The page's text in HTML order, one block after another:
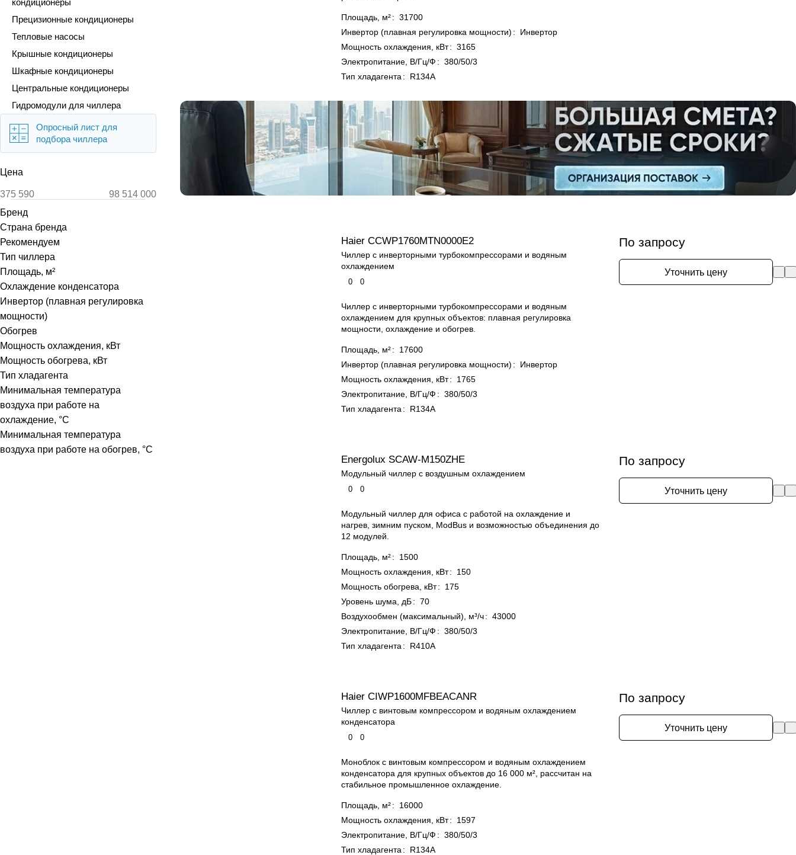
Площадь, м²: 31700
Инвертор (плавная регулировка мощности) :
Инвертор
Мощность охлаждения, кВт: 3165
Электропитание, В/Гц/Ф : 380/50/3
Тип хладагента : R134A
Haier CCWP1760MTN0000E2
Чиллер с инверторными турбокомпрессорами и водяным
охлаждением
0 0
Чиллер с инверторными турбокомпрессорами и водяным
охлаждением для крупных объектов: плавная регулировка
мощности, охлаждение и обогрев.
Площадь, м²:
17600
Инвертор (плавная регулировка мощности) :
Инвертор
Мощность охлаждения, кВт:
1765
Электропитание, В/Гц/Ф : 380/50/3
Тип хладагента : R134A
По запросу
Уточнить цену
Energolux SCAW-M150ZHE
Модульный чиллер с воздушным охлаждением
0 0
Модульный чиллер для офиса с работой на охлаждение и
нагрев, зимним пуском, ModBus и возможностью объединения до
12 модулей.
Площадь, м²:
1500
Мощность охлаждения, кВт:
150
Мощность обогрева, кВт:
175
Уровень шума, дБ: 70
Воздухообмен (максимальный), м³/ч: 43000
Электропитание, В/Гц/Ф : 380/50/3
Тип хладагента : R410A
По запросу
Уточнить цену
Haier CIWP1600MFBEACANR
Чиллер с винтовым компрессором и водяным охлаждением
конденсатора
0 0
Моноблок с винтовым компрессором и водяным охлаждением
конденсатора для крупных объектов до 16 000 м², рассчитан на
стабильное промышленное охлаждение.
Площадь, м²:
16000
Мощность охлаждения, кВт:
1597
Электропитание, В/Гц/Ф : 380/50/3
Тип хладагента : R134A
По запросу
Уточнить цену
кондиционеры
Прецизионные кондиционеры
Тепловые насосы
Крышные кондиционеры
Шкафные кондиционеры
Центральные кондиционеры
Гидромодули для чиллера
Опросный лист для
подбора чиллера
Цена
Бренд
Страна бренда
Рекомендуем
Тип чиллера
Площадь, м²
Охлаждение конденсатора
Инвертор (плавная регулировка
мощности)
Обогрев
Мощность охлаждения, кВт
Мощность обогрева, кВт
Тип хладагента
Минимальная температура
воздуха при работе на
охлаждение, °C
Минимальная температура
воздуха при работе на обогрев, °C